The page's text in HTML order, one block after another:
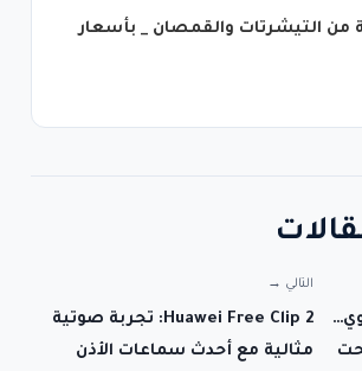
التيشرتات والقمصان _ بأسعار
التالي →
Huawei Free Clip 2: تجربة صوتية
مثالية مع أحدث سماعات الأذن